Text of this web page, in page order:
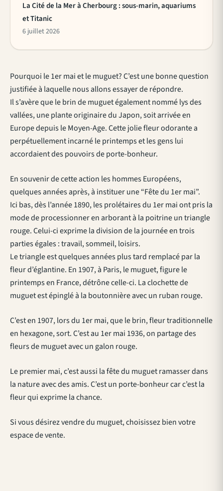
Pourquoi le 1er mai et le muguet? C’est une bonne question
justifiée à laquelle nous allons essayer de répondre.
Il s’avère que le brin de muguet également nommé lys des
vallées, une plante originaire du Japon, soit arrivée en
Europe depuis le Moyen-Age. Cette jolie fleur odorante a
perpétuellement incarné le printemps et les gens lui
accordaient des pouvoirs de porte-bonheur.
En souvenir de cette action les hommes Européens,
quelques années après, à instituer une “Fête du 1er mai”.
Ici bas, dès l’année 1890, les prolétaires du 1er mai ont pris la
mode de processionner en arborant à la poitrine un triangle
rouge. Celui-ci exprime la division de la journée en trois
parties égales : travail, sommeil, loisirs.
Le triangle est quelques années plus tard remplacé par la
fleur d’églantine. En 1907, à Paris, le muguet, figure le
printemps en France, détrône celle-ci. La clochette de
muguet est épinglé à la boutonnière avec un ruban rouge.
C’est en 1907, lors du 1er mai, que le brin, fleur traditionnelle
en hexagone, sort. C’est au 1er mai 1936, on partage des
fleurs de muguet avec un galon rouge.
Le premier mai, c’est aussi la fête du muguet ramasser dans
la nature avec des amis. C’est un porte-bonheur car c’est la
fleur qui exprime la chance.
Si vous désirez vendre du muguet, choisissez bien votre
espace de vente.
La Cité de la Mer à Cherbourg : sous-marin, aquariums
et Titanic
6 juillet 2026